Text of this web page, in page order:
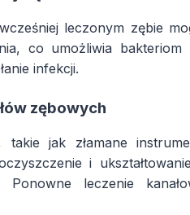
leczonym zębie
co umożliwia
infekcji.
zębowych
takie jak złamane
i
Ponowne leczenie